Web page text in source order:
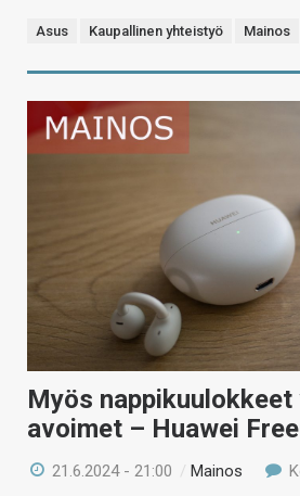
Asus Kaupallinen yhteistyö Mainos
Myös
avoimet – Huawei
21.6.2024 - 21:00 /Mainos